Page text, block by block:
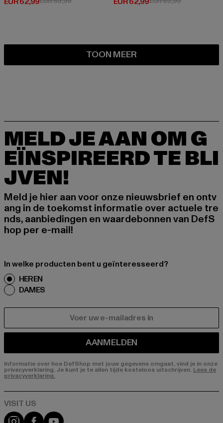
TOON MEER
MELD JE AAN OM G
EÏNSPIREERD TE BLI
JVEN!
Meld je hier aan voor onze nieuwsbrief en ontv
ang in de toekomst informatie over actuele tre
nds, aanbiedingen en waardebonnen van DefS
hop per e-mail!
In welke producten bent u geïnteresseerd?
HEREN
DAMES
AANMELDEN
Informatie over hoe DefShop met jouw gegevens omgaat, vind je in onze
privacyverklaring. Je kunt je te allen tijde kosteloos uitschrijven. Lees de
privacyverklaring.
Visit our Instagram page:
Visit our Facebook page:
Visit our YouTube channel: